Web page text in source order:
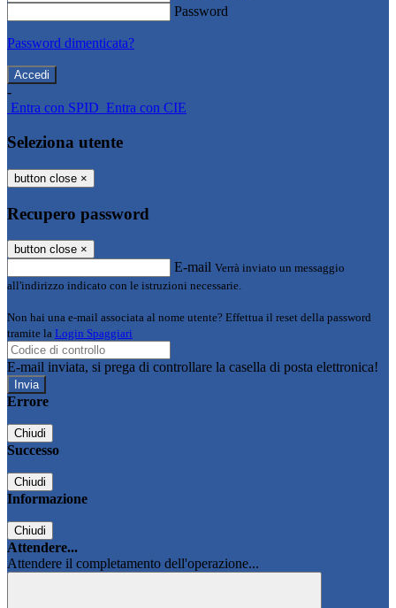
Password
Password dimenticata?
-
Entra con SPID Entra con CIE
Seleziona utente
button close ×
Recupero password
button close ×
E-mail Verrà inviato un messaggio
all'indirizzo indicato con le istruzioni necessarie.
Non hai una e-mail associata al nome utente? Effettua il reset della password
tramite la Login Spaggiari
E-mail inviata, si prega di controllare la casella di posta elettronica!
Errore
Chiudi
Successo
Chiudi
Informazione
Chiudi
Attendere...
Attendere il completamento dell'operazione...